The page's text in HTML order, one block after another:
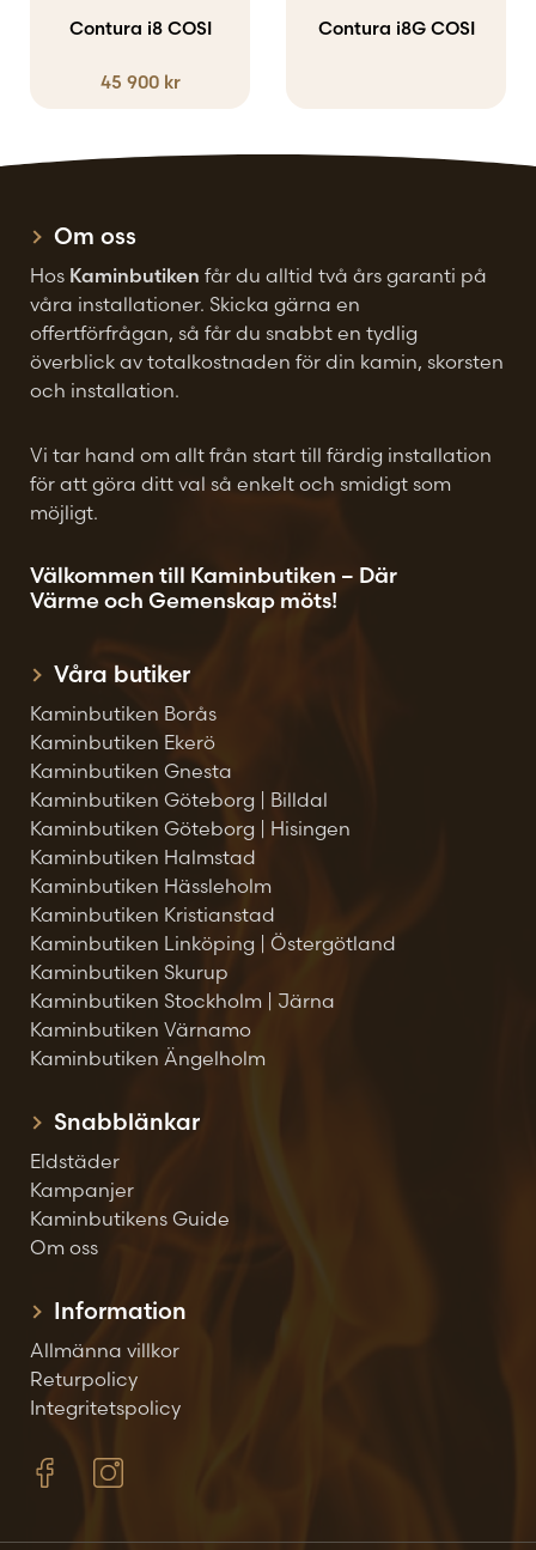
Contura i8 COSI
45 900 kr
varianter.
olika
kan
på
produktsidan
Contura i8G COSI
Om oss
Hos Kaminbutiken får du alltid två års garanti på
våra installationer. Skicka gärna en
offertförfrågan, så får du snabbt en tydlig
överblick av totalkostnaden för din kamin, skorsten
och installation.
Vi tar hand om allt från start till färdig installation
för att göra ditt val så enkelt och smidigt som
möjligt.
Välkommen till Kaminbutiken – Där
Värme och Gemenskap möts!
Våra butiker
Kaminbutiken Borås
Kaminbutiken Ekerö
Kaminbutiken Gnesta
Kaminbutiken Göteborg | Billdal
Kaminbutiken Göteborg | Hisingen
Kaminbutiken Halmstad
Kaminbutiken Hässleholm
Kaminbutiken Kristianstad
Kaminbutiken Linköping | Östergötland
Kaminbutiken Skurup
Kaminbutiken Stockholm | Järna
Kaminbutiken Värnamo
Kaminbutiken Ängelholm
Snabblänkar
Eldstäder
Kampanjer
Kaminbutikens Guide
Om oss
Information
Allmänna villkor
Returpolicy
Integritetspolicy